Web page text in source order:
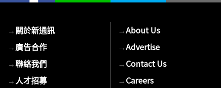
→關於新通訊
→廣告合作
→聯絡我們
→人才招募
→About Us
→Advertise
→Contact Us
→Careers